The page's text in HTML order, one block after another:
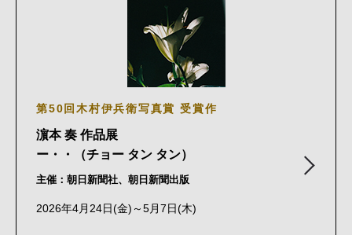
第50回木村伊兵衛写真賞 受賞作
濵本 奏 作品展
ー・・（チョー タン タン）
主催：朝日新聞社、朝日新聞出版
2026年4月24日(金)～5月7日(木)